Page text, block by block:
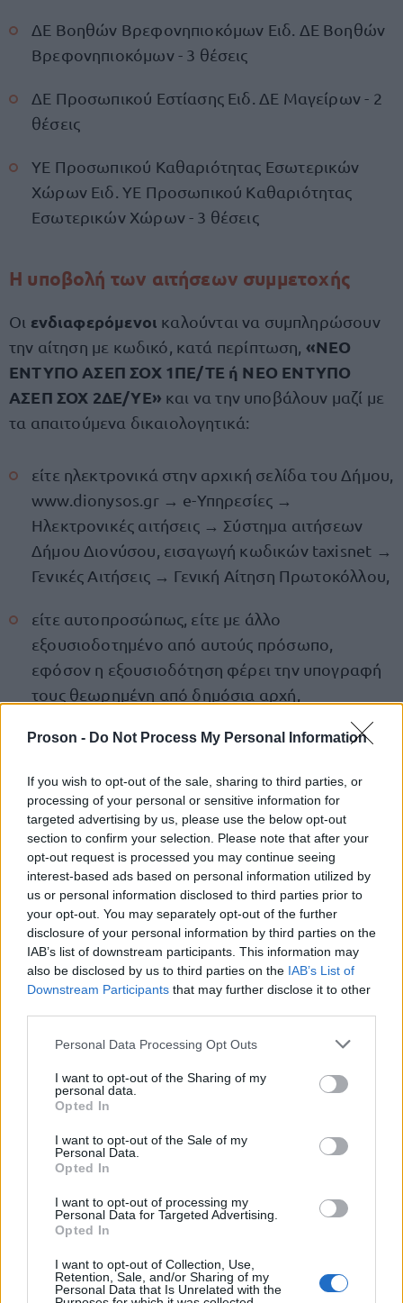
Proson - Do Not Process My Personal Information
If you wish to opt-out of the sale, sharing to third parties, or
processing of your personal or sensitive information for
targeted advertising by us, please use the below opt-out
section to confirm your selection. Please note that after your
opt-out request is processed you may continue seeing
interest-based ads based on personal information utilized by
us or personal information disclosed to third parties prior to
your opt-out. You may separately opt-out of the further
disclosure of your personal information by third parties on the
IAB’s list of downstream participants. This information may
also be disclosed by us to third parties on the IAB’s List of
Downstream Participants that may further disclose it to other
Please note that this website/app uses one or more Google
not limited to your visit or usage behaviour. You may click to
grant or deny consent to Google and its third-party tags to
use your data for below specified purposes in below Google
consent section.
Personal Data Processing Opt Outs
I want to opt-out of the Sharing of my
personal data.
Opted In
I want to opt-out of the Sale of my
Personal Data.
Opted In
I want to opt-out of processing my
Personal Data for Targeted Advertising.
Opted In
I want to opt-out of Collection, Use,
Retention, Sale, and/or Sharing of my
Personal Data that Is Unrelated with the
ΔΕ Βοηθών Βρεφονηπιοκόμων Ειδ. ΔΕ Βοηθών
Βρεφονηπιοκόμων - 3 θέσεις
ΔΕ Προσωπικού Εστίασης Ειδ. ΔΕ Μαγείρων - 2
θέσεις
ΥΕ Προσωπικού Καθαριότητας Εσωτερικών
Χώρων Ειδ. ΥΕ Προσωπικού Καθαριότητας
Εσωτερικών Χώρων - 3 θέσεις
Η υποβολή των αιτήσεων συμμετοχής
Οι ενδιαφερόμενοι καλούνται να συμπληρώσουν
την αίτηση με κωδικό, κατά περίπτωση, «ΝΕΟ
ΕΝΤΥΠΟ ΑΣΕΠ ΣΟΧ 1ΠΕ/ΤΕ ή ΝΕΟ ΕΝΤΥΠΟ
ΑΣΕΠ ΣΟΧ 2ΔΕ/ΥΕ» και να την υποβάλουν μαζί με
τα απαιτούμενα δικαιολογητικά:
είτε ηλεκτρονικά στην αρχική σελίδα του Δήμου,
www.dionysos.gr → e-Υπηρεσίες →
Ηλεκτρονικές αιτήσεις → Σύστημα αιτήσεων
Δήμου Διονύσου, εισαγωγή κωδικών taxisnet →
Γενικές Αιτήσεις → Γενική Αίτηση Πρωτοκόλλου,
είτε αυτοπροσώπως, είτε με άλλο
εξουσιοδοτημένο από αυτούς πρόσωπο,
εφόσον η εξουσιοδότηση φέρει την υπογραφή
τους θεωρημένη από δημόσια αρχή,
είτε ταχυδρομικά με συστημένη επιστολή, στα
διεύθυνση: Δήμος Διονύσου, Κοιμήσεως
Θεοτόκου 26-28, Τ.Κ. 14565, Άγιος Στέφανος, Ν.
Αττικής,
απευθύνοντάς την στη Δ/νση Προσχολικής
Αγωγής & Τρίτης Ηλικίας, υπόψη κας Καμακάρη
Στέλλας (τηλ. Επικοινωνίας: 210-8141700).
Διαβάστε ολόκληρη την προκήρυξη των θέσεων
εργασίας,ΕΔΩ.
ΑΣΕΠ: Πιστοποίηση Αγγλικών σε
μόνο 2 ημέρες στα χέρια σας
ΑΣΕΠ: Εξ αποστάσεως η πιο Εύκολη
Πιστοποίηση Υπολογιστών σε 2